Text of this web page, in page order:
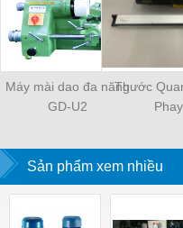
Máy mài dao đa năng
GD-U2
Thước
Phay
Sản phẩm xem nhiều